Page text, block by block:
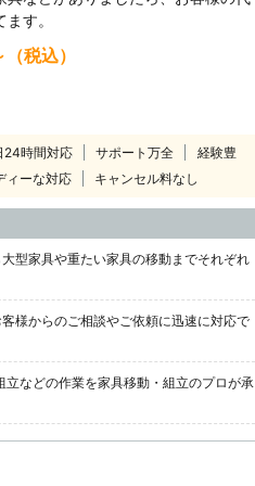
す。
税込）
24時間対応 サポート万全
経験豊
ィーな対応 キャンセル料なし
型家具や重たい家具の移動までそれぞれ
様からのご相談やご依頼に迅速に対応で
などの作業を家具移動・組立のプロが承